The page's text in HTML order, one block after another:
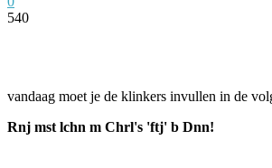
540
vandaag moet je de klinkers invullen in de
Rnj mst lchn m Chrl's 'ftj' b Dnn!